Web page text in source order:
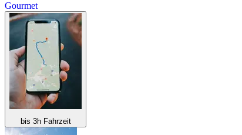
Gourmet
bis 3h Fahrzeit